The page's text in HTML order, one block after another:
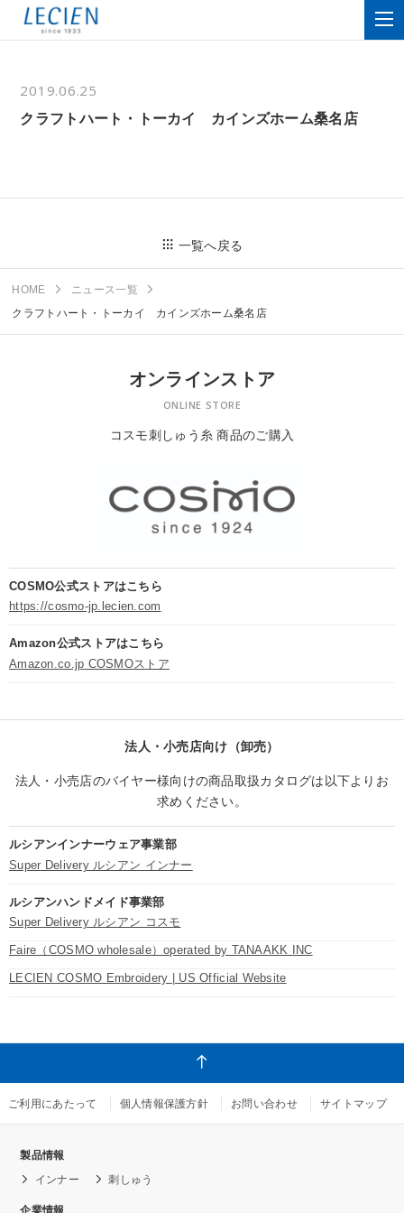
2019.06.25
クラフトハート・トーカイ カインズホーム桑名店
一覧へ戻る
HOME
ニュース一覧
クラフトハート・トーカイ カインズホーム桑名店
オンラインストア
ONLINE STORE
コスモ刺しゅう糸 商品のご購入
COSMO公式ストアはこちら
https://cosmo-jp.lecien.com
Amazon公式ストアはこちら
Amazon.co.jp COSMOストア
法人・小売店向け（卸売）
法人・小売店のバイヤー様向けの商品取扱カタログは以下よりお
求めください。
ルシアンインナーウェア事業部
Super Delivery ルシアン インナー
ルシアンハンドメイド事業部
Super Delivery ルシアン コスモ
Faire（COSMO wholesale）operated by TANAAKK INC
LECIEN COSMO Embroidery | US Official Website
ご利用にあたって 個人情報保護方針 お問い合わせ サイトマップ
製品情報
インナー
刺しゅう
企業情報